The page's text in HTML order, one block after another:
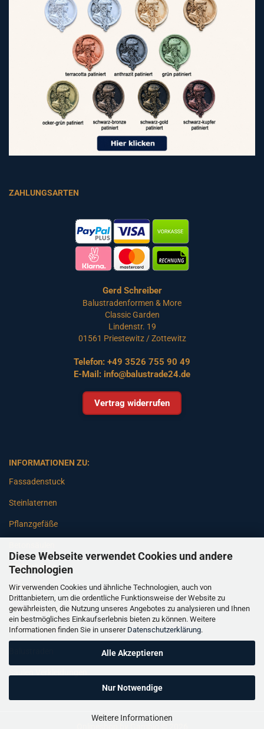
Diese Webseite verwendet Cookies und andere
Technologien
Wir verwenden Cookies und ähnliche Technologien, auch von
Drittanbietern, um die ordentliche Funktionsweise der Website zu
gewährleisten, die Nutzung unseres Angebotes zu analysieren und Ihnen
ein bestmögliches Einkaufserlebnis bieten zu können. Weitere
Informationen finden Sie in unserer Datenschutzerklärung.
Alle Akzeptieren
Nur Notwendige
Weitere Informationen
ZAHLUNGSARTEN
Gerd Schreiber
Balustradenformen & More
Classic Garden
Lindenstr. 19
01561 Priestewitz / Zottewitz
Telefon: +49 3526 755 90 49
E-Mail: info@balustrade24.de
Vertrag widerrufen
INFORMATIONEN ZU:
Fassadenstuck
Steinlaternen
Pflanzgefäße
Gartenbänke
Pfeiler
Gartenbrunnen
Gartenfiguren